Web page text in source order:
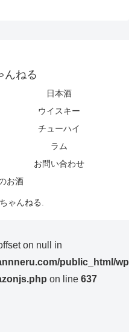
んねる
日本酒
ウイスキー
チューハイ
ラム
お問い合わせ
お酒
ゃんねる.
on null in
public_html/wp
on line 637